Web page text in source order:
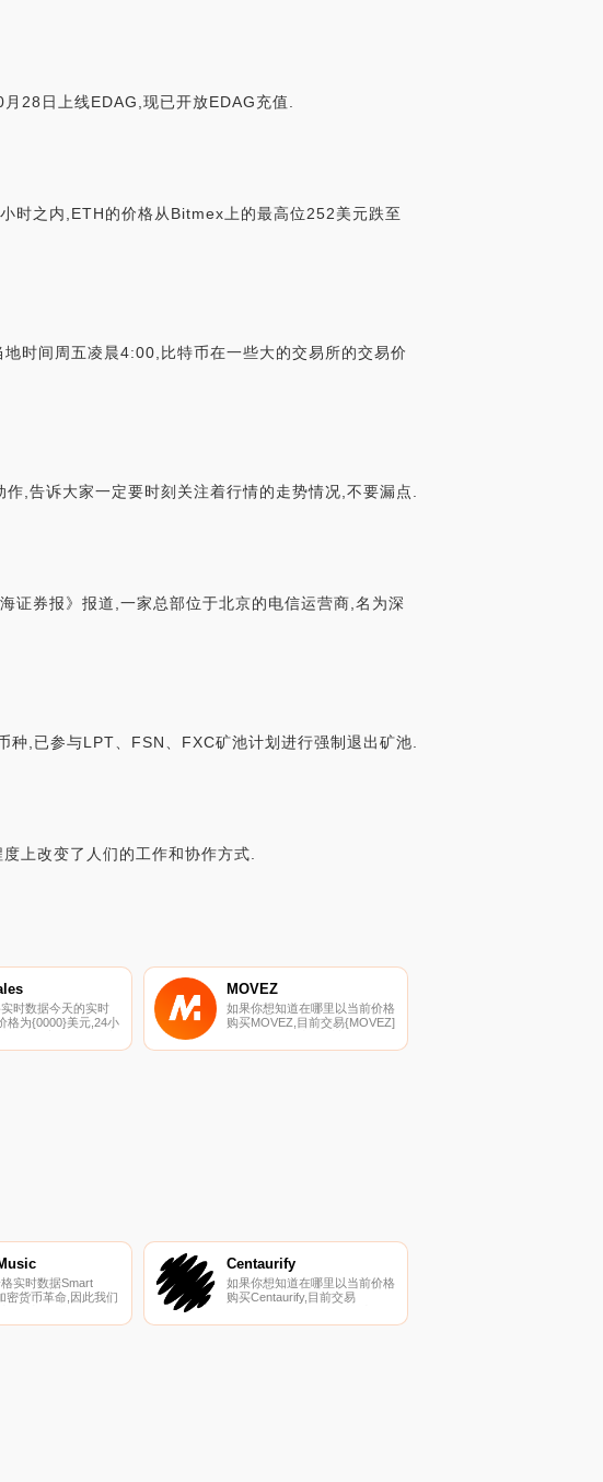
28日上线EDAG,现已开放EDAG充值.
时之内,ETH的价格从Bitmex上的最高位252美元跌至
时间周五凌晨4:00,比特币在一些大的交易所的交易价
,告诉大家一定要时刻关注着行情的走势情况,不要漏点.
证券报》报道,一家总部位于北京的电信运营商,名为深
,已参与LPT、FSN、FXC矿池计划进行强制退出矿池.
上改变了人们的工作和协作方式.
时数据今天的实时
格为{0000}美元,24小
到美元的价格。
MOVEZ
如果你想知道在哪里以当前价格
购买MOVEZ,目前交易{MOVEZ]
OKX、ByMOVEZt、Bitget、
实时数据Smart
密货币革命,因此我们
真正的创新产品。
Centaurify
如果你想知道在哪里以当前价格
购买Centaurify,目前交易
币交易所是